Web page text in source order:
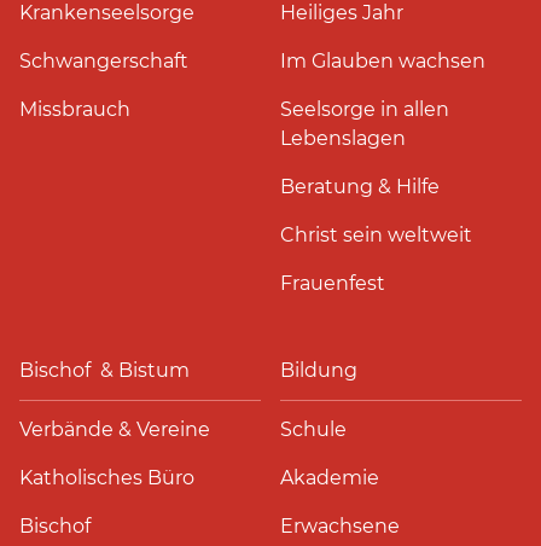
Krankenseelsorge
Schwangerschaft
Missbrauch
Heiliges Jahr
Im Glauben wachsen
Seelsorge in allen
Lebenslagen
Beratung & Hilfe
Christ sein weltweit
Frauenfest
Bischof & Bistum
Verbände & Vereine
Katholisches Büro
Bischof
Bildung
Schule
Akademie
Erwachsene